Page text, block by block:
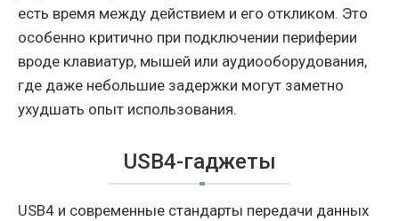
есть время между действием и его откликом. Это
особенно критично при подключении периферии
вроде клавиатур, мышей или аудиооборудования,
где даже небольшие задержки могут заметно
ухудшать опыт использования.
USB4-гаджеты
USB4 и современные стандарты передачи данных